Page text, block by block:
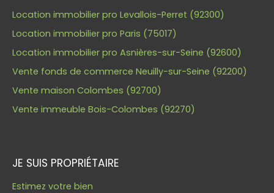
Location immobilier pro Levallois-Perret (92300)
Location immobilier pro Paris (75017)
Location immobilier pro Asnières-sur-Seine (92600)
Vente fonds de commerce Neuilly-sur-Seine (92200)
Vente maison Colombes (92700)
Vente immeuble Bois-Colombes (92270)
JE SUIS PROPRIÉTAIRE
Estimez votre bien